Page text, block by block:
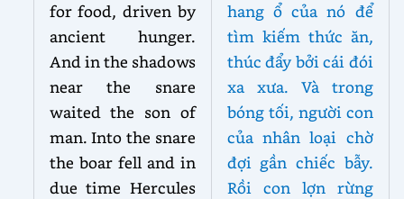
for food, driven by
ancient hunger.
And in the shadows
near the snare
waited the son of
man. Into the snare
the boar fell and in
due time Hercules
hang ổ của nó để
tìm kiếm thức ăn,
thúc đẩy bởi cái đói
xa xưa. Và trong
bóng tối, người con
của nhân loại chờ
đợi gần chiếc bẫy.
Rồi con lợn rừng